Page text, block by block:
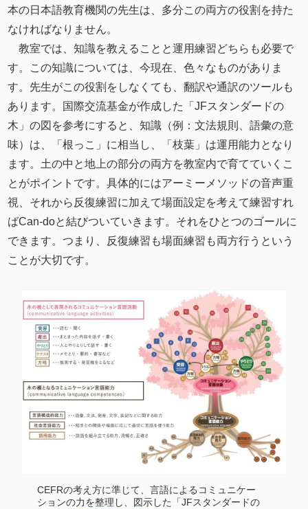
本の日本語教育機関の先生は、多分この両方の役割を持た
なければなりません。
教室では、知識を教えることと運用練習どちらも必要で
す。この知識については、今現在、色々なものがありま
す。先生がこの役割をしなくても、翻訳や通訳のツールも
あります。国際交流基金が作成した「JFスタンダードの
木」の図を参考にすると、知識（例：文法規則、語彙の意
味）は、「根っこ」に相当し、「枝葉」は運⽤能⼒となり
ます。土の中と地上の部分の両方を教室内で育てていくこ
とがポイントです。具体的にはアーミーメソッドの音声重
視、それから反復練習に加えて場面設定を考えて練習すれ
ばCan-doと結びついていきます。それをひとつのゴールに
できます。つまり、反復練習も場面練習も両方行うという
ことが大切です。
CEFRの考え方に準じて、言語によるコミュニケー
ションの力を整理し、図示した「JFスタンダードの